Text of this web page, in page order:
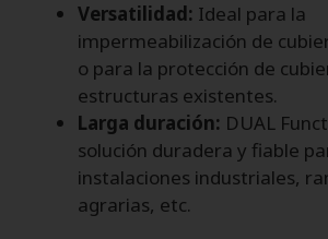
Versatilidad: Ideal para la
impermeabilización de
o para la protección de
estructuras existentes.
Larga duración: DUAL
solución duradera y fiable
instalaciones industriales,
agrarias, etc.